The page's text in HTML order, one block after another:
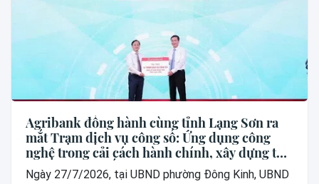
Agribank đồng hành cùng tỉnh Lạng Sơn ra
mắt Trạm dịch vụ công số: Ứng dụng công
nghệ trong cải cách hành chính, xây dựng thế
hệ “công dân số”
Ngày 27/7/2026, tại UBND phường Đông Kinh, UBND